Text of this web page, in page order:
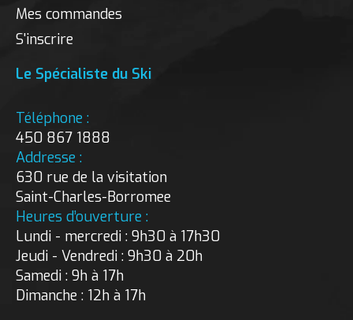
Mes commandes
S'inscrire
Le Spécialiste du Ski
Téléphone :
450 867 1888
Addresse :
630 rue de la visitation
Saint-Charles-Borromee
Heures d’ouverture :
Lundi - mercredi : 9h30 à 17h30
Jeudi - Vendredi : 9h30 à 20h
Samedi : 9h à 17h
Dimanche : 12h à 17h